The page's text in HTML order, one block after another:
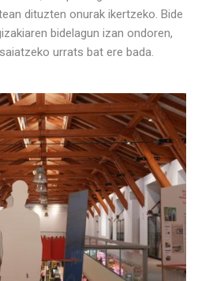
dituzten onurak ikertzeko. Bide
bidelagun izan ondoren,
urrats bat ere bada.